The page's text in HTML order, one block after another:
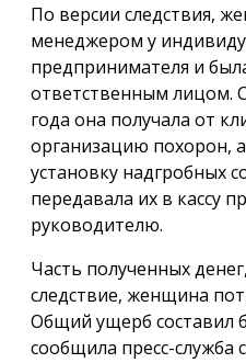
По версии следствия,
менеджером у
предпринимателя и
ответственным лицом.
года она получала от
организацию похорон,
установку надгробных
передавала их в кассу
руководителю.
Часть полученных
следствие, женщина
Общий ущерб составил
сообщила пресс-служба